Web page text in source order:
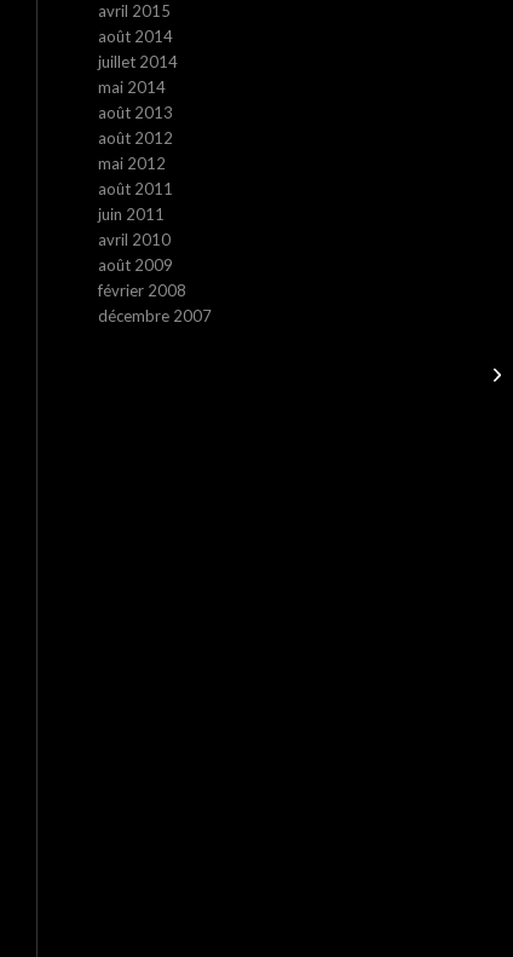
avril 2015
août 2014
juillet 2014
mai 2014
août 2013
août 2012
mai 2012
août 2011
juin 2011
avril 2010
août 2009
février 2008
décembre 2007